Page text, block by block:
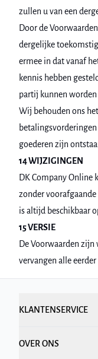
zullen u van een
Door de
dergelijke
ermee in dat vanaf
kennis hebben
partij kunnen worden
Wij behouden ons
goederen zijn
14 WIJZIGINGEN
DK Company Online
zonder
is altijd beschikbaar
15 VERSIE
De Voorwaarden
vervangen alle
KLANTENSERVICE
OVER ONS